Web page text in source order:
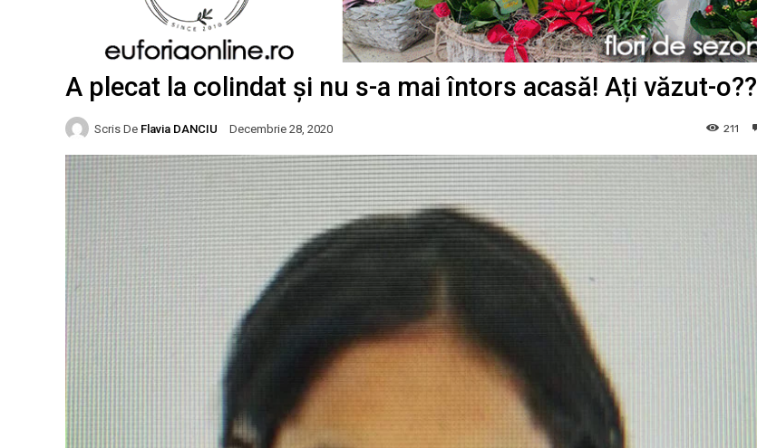
A plecat la colindat și nu s-a mai întors acasă! Ați văzut-o??
Scris De Flavia DANCIU Decembrie 28, 2020 211